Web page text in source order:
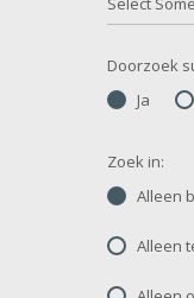
Doorzoek
Ja
Zoek in:
Alleen
Alleen